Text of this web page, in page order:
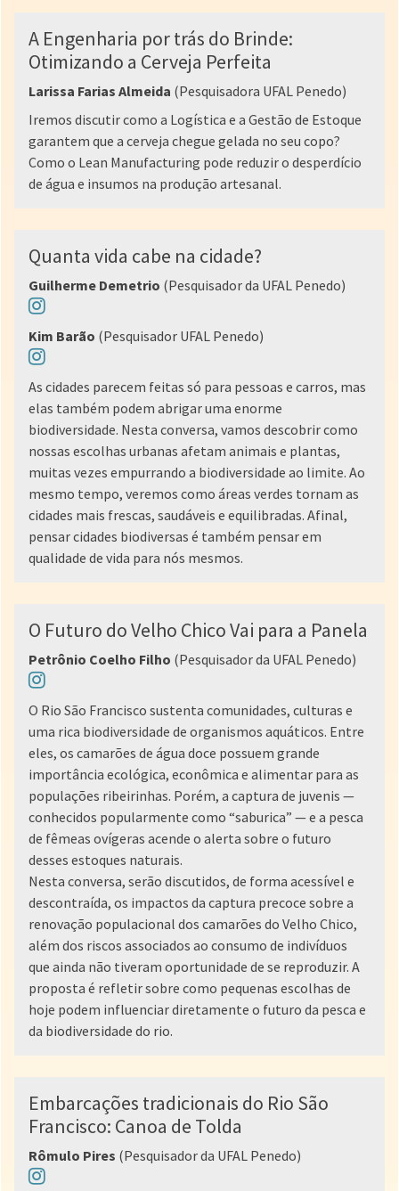
A Engenharia por trás do Brinde:
Otimizando a Cerveja Perfeita
Larissa Farias Almeida (Pesquisadora UFAL Penedo)
Iremos discutir como a Logística e a Gestão de Estoque
garantem que a cerveja chegue gelada no seu copo?
Como o Lean Manufacturing pode reduzir o desperdício
de água e insumos na produção artesanal.
Quanta vida cabe na cidade?
Guilherme Demetrio (Pesquisador da UFAL Penedo)
Kim Barão (Pesquisador UFAL Penedo)
As cidades parecem feitas só para pessoas e carros, mas
elas também podem abrigar uma enorme
biodiversidade. Nesta conversa, vamos descobrir como
nossas escolhas urbanas afetam animais e plantas,
muitas vezes empurrando a biodiversidade ao limite. Ao
mesmo tempo, veremos como áreas verdes tornam as
cidades mais frescas, saudáveis e equilibradas. Afinal,
pensar cidades biodiversas é também pensar em
qualidade de vida para nós mesmos.
O Futuro do Velho Chico Vai para a Panela
Petrônio Coelho Filho (Pesquisador da UFAL Penedo)
O Rio São Francisco sustenta comunidades, culturas e
uma rica biodiversidade de organismos aquáticos. Entre
eles, os camarões de água doce possuem grande
importância ecológica, econômica e alimentar para as
populações ribeirinhas. Porém, a captura de juvenis —
conhecidos popularmente como “saburica” — e a pesca
de fêmeas ovígeras acende o alerta sobre o futuro
desses estoques naturais.
Nesta conversa, serão discutidos, de forma acessível e
descontraída, os impactos da captura precoce sobre a
renovação populacional dos camarões do Velho Chico,
além dos riscos associados ao consumo de indivíduos
que ainda não tiveram oportunidade de se reproduzir. A
proposta é refletir sobre como pequenas escolhas de
hoje podem influenciar diretamente o futuro da pesca e
da biodiversidade do rio.
Embarcações tradicionais do Rio São
Francisco: Canoa de Tolda
Rômulo Pires (Pesquisador da UFAL Penedo)